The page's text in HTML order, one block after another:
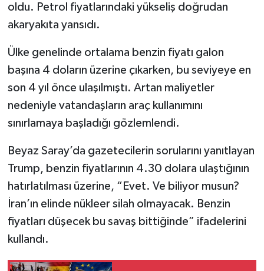
oldu. Petrol fiyatlarındaki yükseliş doğrudan
akaryakıta yansıdı.
Ülke genelinde ortalama benzin fiyatı galon
başına 4 doların üzerine çıkarken, bu seviyeye en
son 4 yıl önce ulaşılmıştı. Artan maliyetler
nedeniyle vatandaşların araç kullanımını
sınırlamaya başladığı gözlemlendi.
Beyaz Saray’da gazetecilerin sorularını yanıtlayan
Trump, benzin fiyatlarının 4.30 dolara ulaştığının
hatırlatılması üzerine, “Evet. Ve biliyor musun?
İran’ın elinde nükleer silah olmayacak. Benzin
fiyatları düşecek bu savaş bittiğinde” ifadelerini
kullandı.